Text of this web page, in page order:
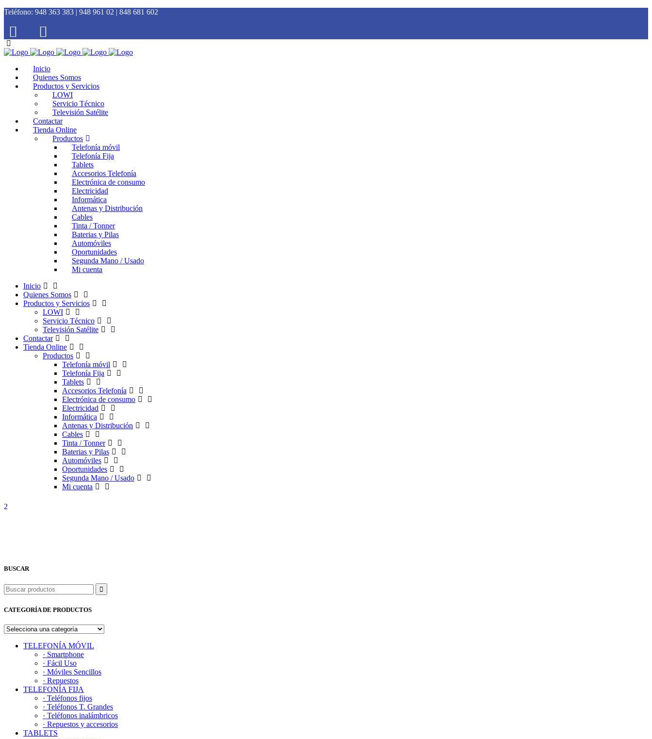
Teléfono: 948 363 383 | 948 961 02 | 848 681 602
Inicio
Quienes Somos
Productos y Servicios
LOWI
Servicio Técnico
Televisión Satélite
Contactar
Tienda Online
Productos
Telefonía móvil
Telefonía Fija
Tablets
Accesorios Telefonía
Electrónica de consumo
Electricidad
Informática
Antenas y Distribución
Cables
Tinta / Tonner
Baterias y Pilas
Automóviles
Oportunidades
Segunda Mano / Usado
Mi cuenta
Inicio
Quienes Somos
Productos y Servicios
LOWI
Servicio Técnico
Televisión Satélite
Contactar
Tienda Online
Productos
Telefonía móvil
Telefonía Fija
Tablets
Accesorios Telefonía
Electrónica de consumo
Electricidad
Informática
Antenas y Distribución
Cables
Tinta / Tonner
Baterias y Pilas
Automóviles
Oportunidades
Segunda Mano / Usado
Mi cuenta
BUSCAR
Buscar
CATEGORÍA DE PRODUCTOS
TELEFONÍA MÓVIL
· Smartphone
· Fácil Uso
· Móviles Sencillos
· Repuestos
TELEFONÍA FIJA
· Teléfonos fijos
· Teléfonos T. Grandes
· Teléfonos inalámbricos
· Repuestos y accesorios
TABLETS